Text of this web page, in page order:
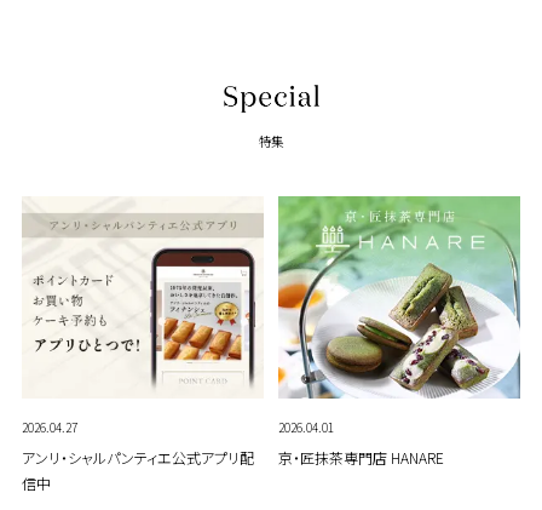
特集
2026.04.27
アンリ・シャルパンティエ公式アプリ配
信中
2026.04.01
京・匠抹茶専門店 HANARE